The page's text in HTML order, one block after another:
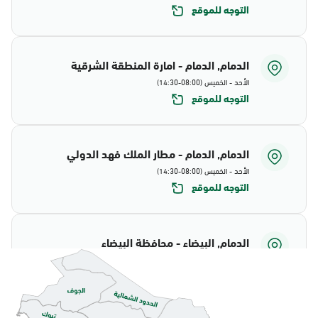
التوجه للموقع
الدمام, الدمام - امارة المنطقة الشرقية
الأحد - الخميس (08:00-14:30)
التوجه للموقع
الدمام, الدمام - مطار الملك فهد الدولي
الأحد - الخميس (08:00-14:30)
التوجه للموقع
الدمام, البيضاء - محافظة البيضاء